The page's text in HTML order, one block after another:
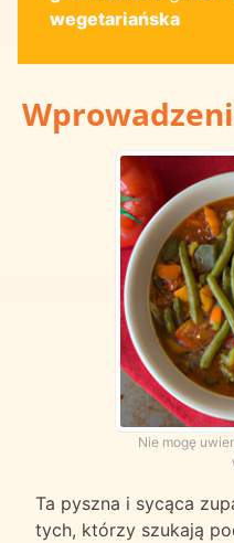
wegetariańska
Nie mogę
Ta pyszna i sycąca
tych, którzy szukają